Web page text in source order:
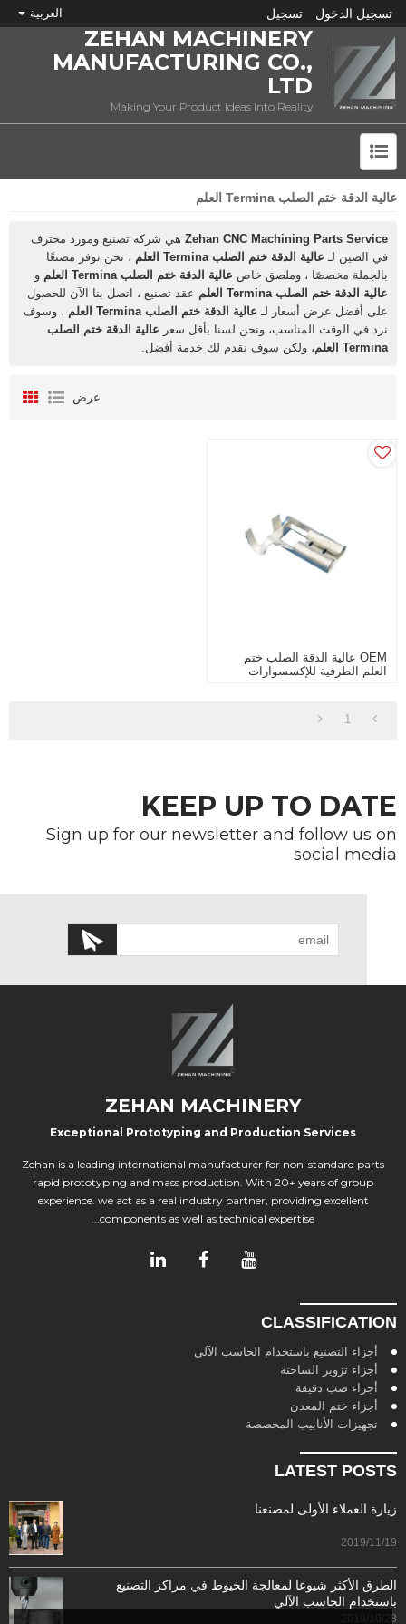
تسجيل الدخول تسجيل العربية
ZEHAN MACHINERY
MANUFACTURING CO.,
LTD
Making Your Product Ideas Into Reality
عالية الدقة ختم الصلب Termina العلم
Zehan CNC Machining Parts Service هي شركة تصنيع ومورد محترف
في الصين لـ عالية الدقة ختم الصلب Termina العلم
، نحن نوفر مصنعًا
بالجملة مخصصًا ، وملصق خاص عالية الدقة ختم الصلب Termina العلم
و
عالية الدقة ختم الصلب Termina العلم
عقد تصنيع ، اتصل بنا الآن للحصول
على أفضل عرض أسعار لـ عالية الدقة ختم الصلب Termina العلم
، وسوف
نرد في الوقت المناسب، ونحن لسنا بأقل سعر عالية الدقة ختم الصلب
Termina العلم
، ولكن سوف نقدم لك خدمة أفضل.
عرض
OEM عالية الدقة الصلب ختم
العلم الطرفية للإكسسوارات
1
KEEP UP TO DATE
Sign up for our newsletter and follow us on
social media
ZEHAN MACHINERY
Exceptional Prototyping and Production Services
Zehan is a leading international manufacturer for non-standard parts
rapid prototyping and mass production. With 20+ years of group
experience. we act as a real industry partner, providing excellent
components as well as technical expertise...
CLASSIFICATION
أجزاء التصنيع باستخدام الحاسب الآلي
أجزاء تزوير الساخنة
أجزاء صب دقيقة
أجزاء ختم المعدن
تجهيزات الأنابيب المخصصة
LATEST POSTS
زيارة العملاء الأولى لمصنعنا
2019/11/19
الطرق الأكثر شيوعا لمعالجة الخيوط في مراكز التصنيع
باستخدام الحاسب الآلي
2019/10/28